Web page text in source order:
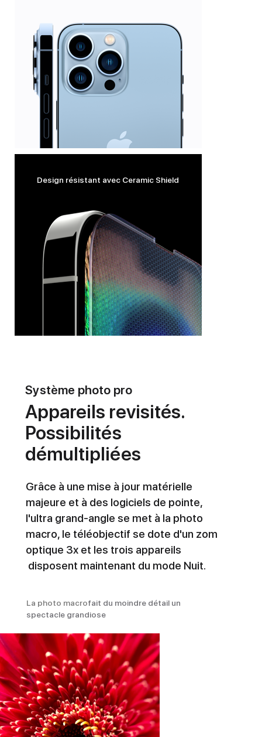
Design résistant avec Ceramic Shield
Système photo pro
Appareils revisités.
Possibilités
démultipliées
Grâce à une mise à jour matérielle
majeure et à des logiciels de pointe,
l'ultra grand-angle se met à la photo
macro, le téléobjectif se dote d'un zom
optique 3x et les trois appareils
disposent maintenant du mode Nuit.
La photo macrofait du moindre détail un
spectacle grandiose